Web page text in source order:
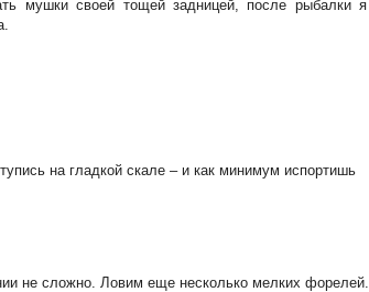
мушки своей тощей задницей, после рыбалки я
на гладкой скале – и как минимум испортишь
не сложно. Ловим еще несколько мелких форелей.